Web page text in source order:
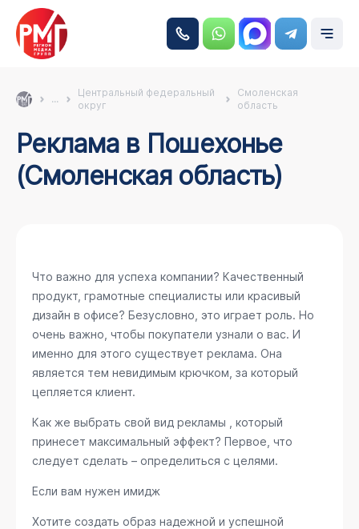
...
Центральный федеральный
округ
Смоленская
область
Реклама в Пошехонье
(Смоленская область)
Что важно для успеха компании? Качественный
продукт, грамотные специалисты или красивый
дизайн в офисе? Безусловно, это играет роль. Но
очень важно, чтобы покупатели узнали о вас. И
именно для этого существует реклама. Она
является тем невидимым крючком, за который
цепляется клиент.
Как же выбрать свой вид рекламы , который
принесет максимальный эффект? Первое, что
следует сделать – определиться с целями.
Если вам нужен имидж
Хотите создать образ надежной и успешной